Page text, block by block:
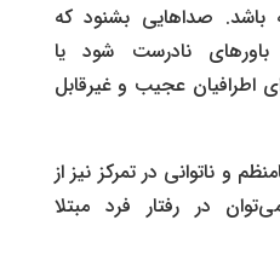
باشد. صداهایی بشنود که
باورهای نادرست شود یا
اطرافیان عجیب و غیرقابل‌
و ناتوانی در تمرکز نیز از
در رفتار فرد مبتلا